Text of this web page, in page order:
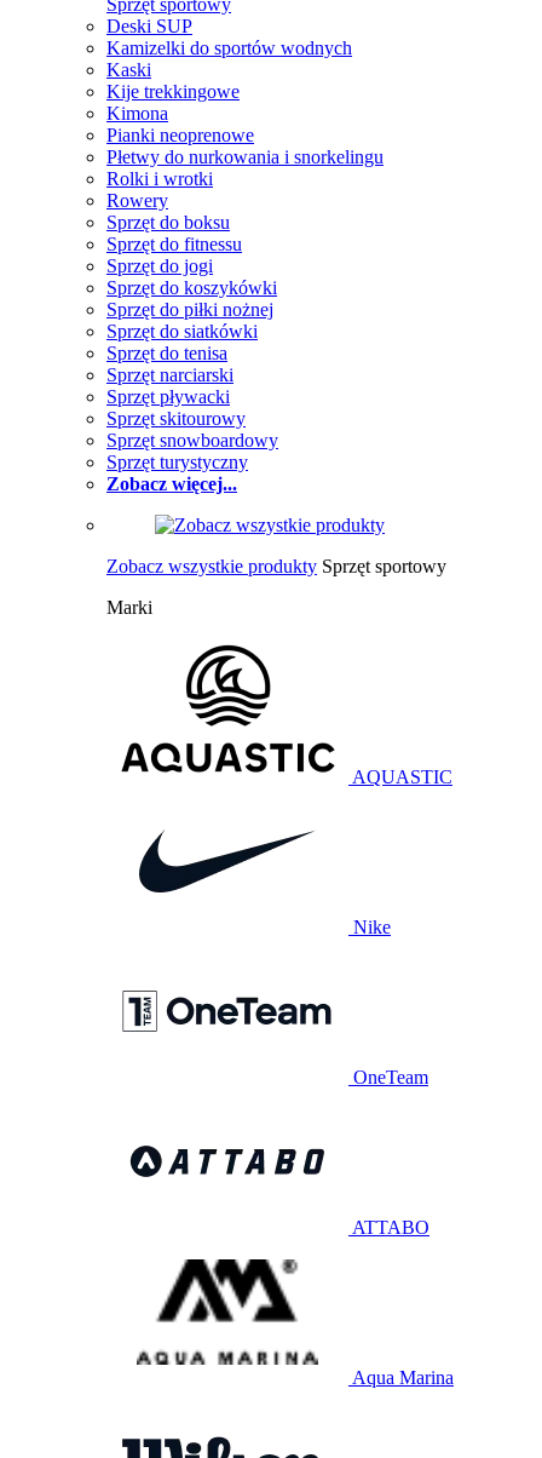
Sprzęt sportowy
Deski SUP
Kamizelki do sportów wodnych
Kaski
Kije trekkingowe
Kimona
Pianki neoprenowe
Płetwy do nurkowania i snorkelingu
Rolki i wrotki
Rowery
Sprzęt do boksu
Sprzęt do fitnessu
Sprzęt do jogi
Sprzęt do koszykówki
Sprzęt do piłki nożnej
Sprzęt do siatkówki
Sprzęt do tenisa
Sprzęt narciarski
Sprzęt pływacki
Sprzęt skitourowy
Sprzęt snowboardowy
Sprzęt turystyczny
Zobacz więcej...
Zobacz wszystkie produkty Sprzęt sportowy
Marki
AQUASTIC
Nike
OneTeam
ATTABO
Aqua Marina